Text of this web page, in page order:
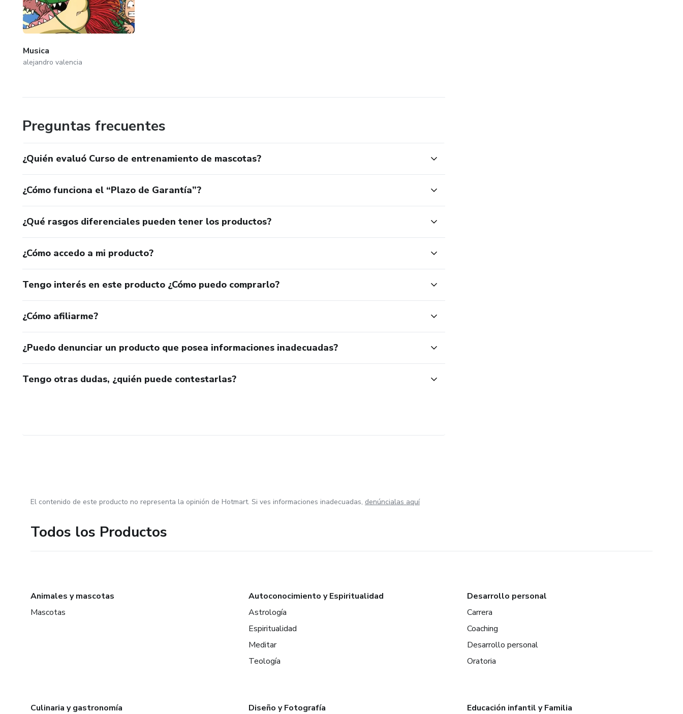
Musica
alejandro valencia
Preguntas frecuentes
¿Quién evaluó Curso de entrenamiento de mascotas?
¿Cómo funciona el “Plazo de Garantía”?
¿Qué rasgos diferenciales pueden tener los productos?
¿Cómo accedo a mi producto?
Tengo interés en este producto ¿Cómo puedo comprarlo?
¿Cómo afiliarme?
¿Puedo denunciar un producto que posea informaciones inadecuadas?
Tengo otras dudas, ¿quién puede contestarlas?
El contenido de este producto no representa la opinión de Hotmart. Si ves informaciones inadecuadas, denúncialas aquí
Todos los Productos
Animales y mascotas
Mascotas
Autoconocimiento y Espiritualidad
Astrología
Espiritualidad
Meditar
Teología
Desarrollo personal
Carrera
Coaching
Desarrollo personal
Oratoria
Culinaria y gastronomía
Diseño y Fotografía
Educación infantil y Familia